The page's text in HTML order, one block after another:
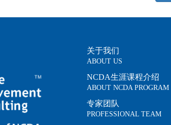
关于我们
ABOUT US
NCDA生涯课程介绍
ABOUT NCDA PROGRAM
专家团队
PROFESSIONAL TEAM